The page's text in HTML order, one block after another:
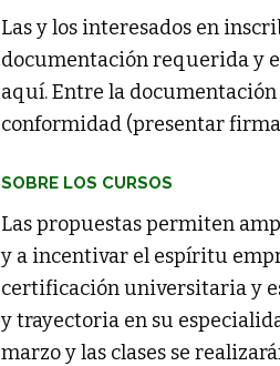
Las y los interesados en
documentación requerida y
aquí. Entre la
conformidad (presentar
SOBRE LOS CURSOS
Las propuestas permiten
y a incentivar el espíritu
certificación universitaria y
y trayectoria en su
marzo y las clases se